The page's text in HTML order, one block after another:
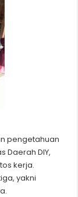
pengetahuan
Daerah DIY,
kerja.
yakni